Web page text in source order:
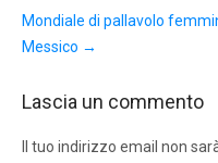
Mondiale di pallavolo
Messico →
Lascia un commento
Il tuo indirizzo email non